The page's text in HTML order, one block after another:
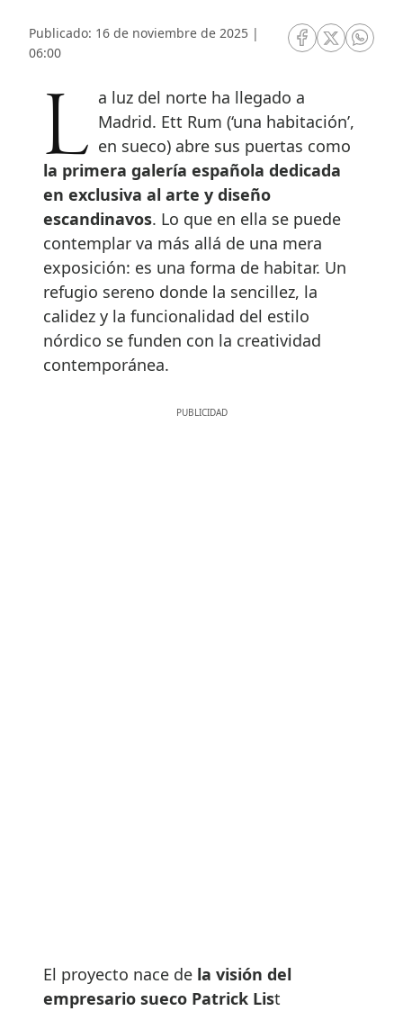
Publicado: 16 de noviembre de 2025 |
06:00
RRSS Facebook
RRSSRRSS
La luz del norte ha llegado a Madrid. Ett Rum (‘una habitación’,
en sueco) abre sus puertas como
la primera galería española dedicada
en exclusiva al arte y diseño
escandinavos. Lo que en ella se puede
contemplar va más allá de una mera
exposición: es una forma de habitar. Un
refugio sereno donde la sencillez, la
calidez y la funcionalidad del estilo
nórdico se funden con la creatividad
contemporánea.
El proyecto nace de la visión del
empresario sueco Patrick List